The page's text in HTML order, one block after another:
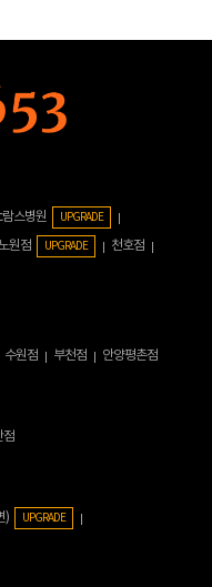
스병원 UPGRADE
노원점 UPGRADE
천호점
수원점 부천점 안양평촌점
점
) UPGRADE